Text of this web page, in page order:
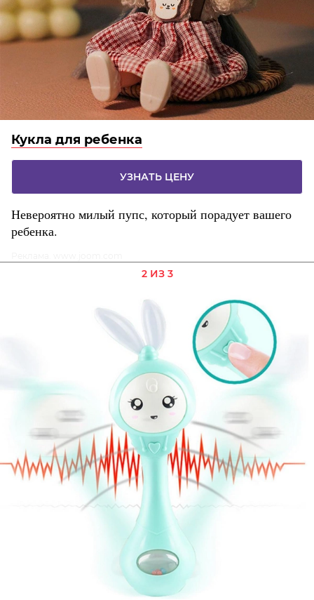
Кукла для ребенка
УЗНАТЬ ЦЕНУ
Невероятно милый пупс, который порадует вашего
ребенка.
2 ИЗ 3